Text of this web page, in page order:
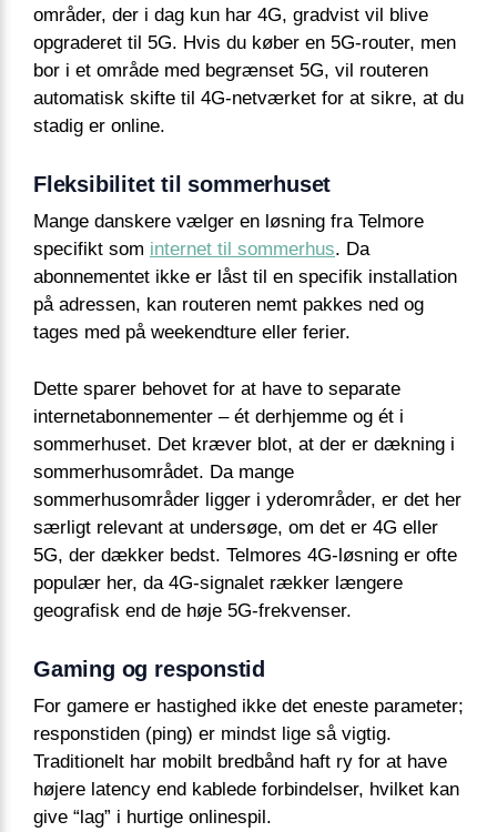
områder, der i dag kun har 4G, gradvist vil blive
opgraderet til 5G. Hvis du køber en 5G-router, men
bor i et område med begrænset 5G, vil routeren
automatisk skifte til 4G-netværket for at sikre, at du
stadig er online.
Fleksibilitet til sommerhuset
Mange danskere vælger en løsning fra Telmore
specifikt som internet til sommerhus. Da
abonnementet ikke er låst til en specifik installation
på adressen, kan routeren nemt pakkes ned og
tages med på weekendture eller ferier.
Dette sparer behovet for at have to separate
internetabonnementer – ét derhjemme og ét i
sommerhuset. Det kræver blot, at der er dækning i
sommerhusområdet. Da mange
sommerhusområder ligger i yderområder, er det her
særligt relevant at undersøge, om det er 4G eller
5G, der dækker bedst. Telmores 4G-løsning er ofte
populær her, da 4G-signalet rækker længere
geografisk end de høje 5G-frekvenser.
Gaming og responstid
For gamere er hastighed ikke det eneste parameter;
responstiden (ping) er mindst lige så vigtig.
Traditionelt har mobilt bredbånd haft ry for at have
højere latency end kablede forbindelser, hvilket kan
give “lag” i hurtige onlinespil.